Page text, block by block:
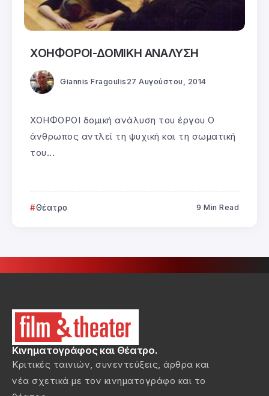
ΧΟΗΦΟΡΟΙ-ΔΟΜΙΚΗ ΑΝΑΛΥΣΗ
Giannis Fragoulis 27 Αυγούστου, 2014
ΧΟΗΦΟΡΟΙ δομική ανάλυση του έργου Ο
άνθρωπος αντλεί τη ψυχική και τη σωματική
του...
Θέατρο 9 Min Read
Κινηματογράφος και Θέατρο.
Κριτικές ταινιών, συνεντεύξεις, άρθρα και
νέα σχετικά με τον κινηματογράφο και το